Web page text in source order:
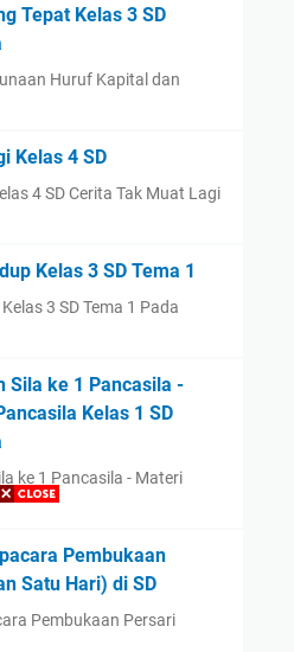
Tepat Kelas 3 SD
Huruf Kapital dan
Kelas 4 SD
4 SD Cerita Tak Muat Lagi
Kelas 3 SD Tema 1
3 SD Tema 1 Pada
Sila ke 1 Pancasila -
Kelas 1 SD
ke 1 Pancasila - Materi
Pembukaan
Satu Hari) di SD
Pembukaan Persari